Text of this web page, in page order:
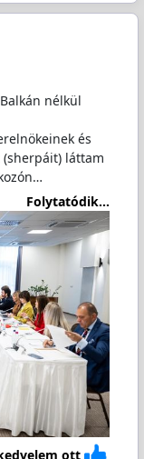
nélkül
és
láttam
Folytatódik...
ott